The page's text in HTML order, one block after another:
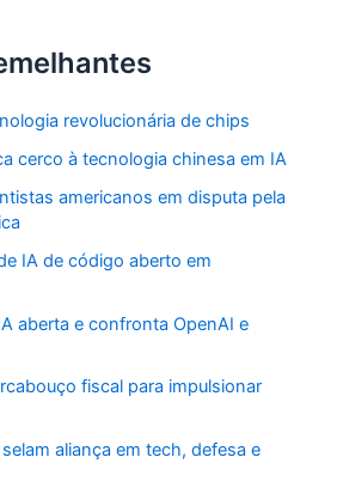
revolucionária de chips
cerco à tecnologia chinesa em IA
americanos em disputa pela
IA de código aberto em
aberta e confronta OpenAI e
fiscal para impulsionar
aliança em tech, defesa e